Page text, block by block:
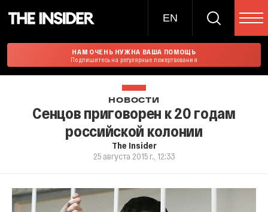
EN
НАМ ОЧЕНЬ НУЖНА ВАША ПОМОЩЬ
Подпишитесь на регулярные пожертвования
НОВОСТИ
Сенцов приговорен к 20 годам
российской колонии
The Insider
25 августа 2015 г., 12:33